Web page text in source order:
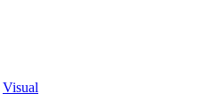
Visual